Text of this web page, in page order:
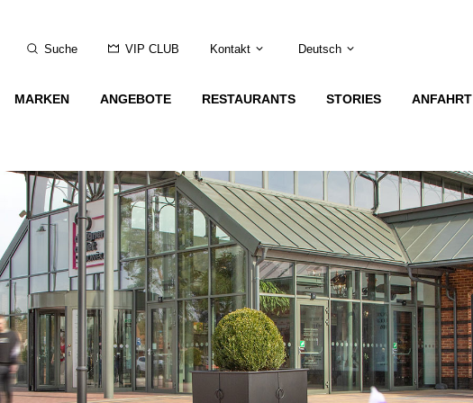
Suche VIP CLUB Kontakt Deutsch
MARKEN ANGEBOTE RESTAURANTS STORIES ANFAHRT